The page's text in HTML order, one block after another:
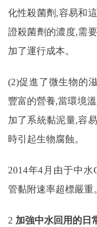
化性殺菌劑,容易和
證殺菌劑的濃度,需
加了運行成本。
(2)促進了微生物的
豐富的營養,當環境
加了系統黏泥量,容
時引起生物腐蝕。
2014年4月由于中
管黏附速率超標嚴重
2 加強中水回用的日